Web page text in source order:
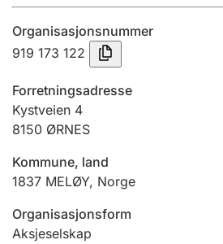
Innsending og forsinkelsesgebyr
Tinglysing
Jeger
Ektepaktveileder
Organisasjonsnummer
919 173 122
Forretningsadresse
Kystveien 4
8150 ØRNES
Kommune, land
1837 MELØY, Norge
Organisasjonsform
Aksjeselskap